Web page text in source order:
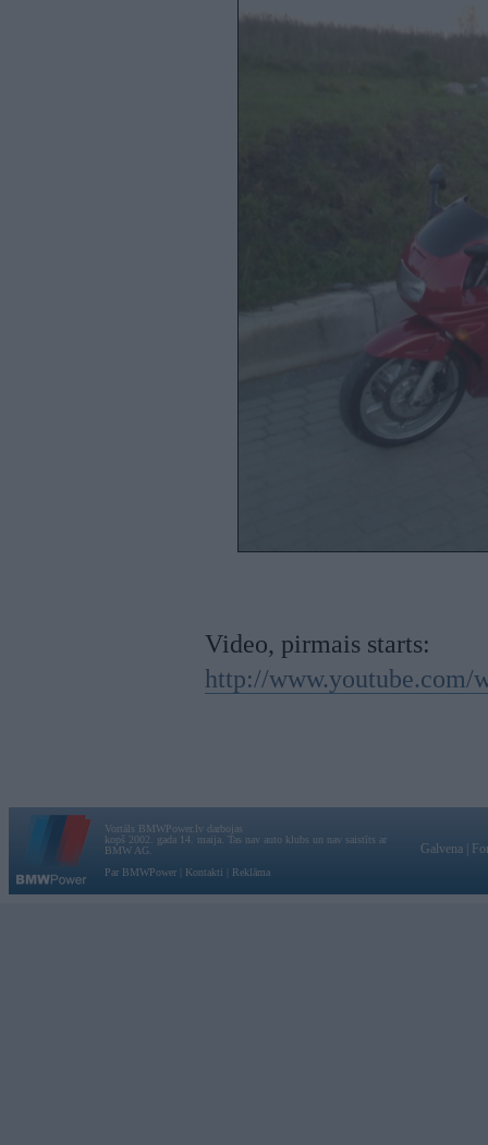
Video, pirmais starts:
http://www.youtube.com/
Vortāls BMWPower.lv darbojas
kopš 2002. gada 14. maija. Tas nav auto klubs un nav saistīts ar
BMW AG.
Par BMWPower
Kontakti Reklāma
Galvena